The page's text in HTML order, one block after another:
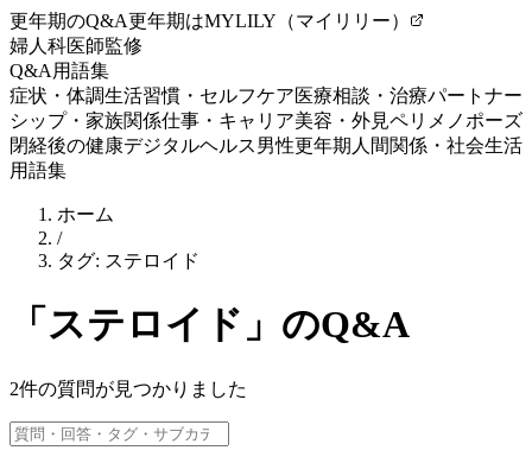
更年期のQ&A更年期はMYLILY（マイリリー）
婦人科医師監修
Q&A 用語集
症状・体調生活習慣・セルフケア医療相談・治療パートナー
シップ・家族関係仕事・キャリア美容・外見ペリメノポーズ
閉経後の健康デジタルヘルス男性更年期 人間関係・社会生活
用語集
ホーム
/
タグ: ステロイド
「 ステロイド 」のQ&A
2件の質問が見つかりました